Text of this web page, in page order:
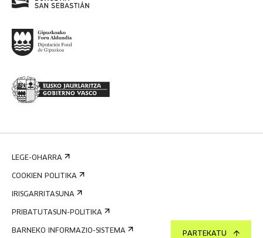
PARTEKATU
LEGE-OHARRA
COOKIEN POLITIKA
IRISGARRITASUNA
PRIBATUTASUN-POLITIKA
BARNEKO INFORMAZIO-SISTEMA